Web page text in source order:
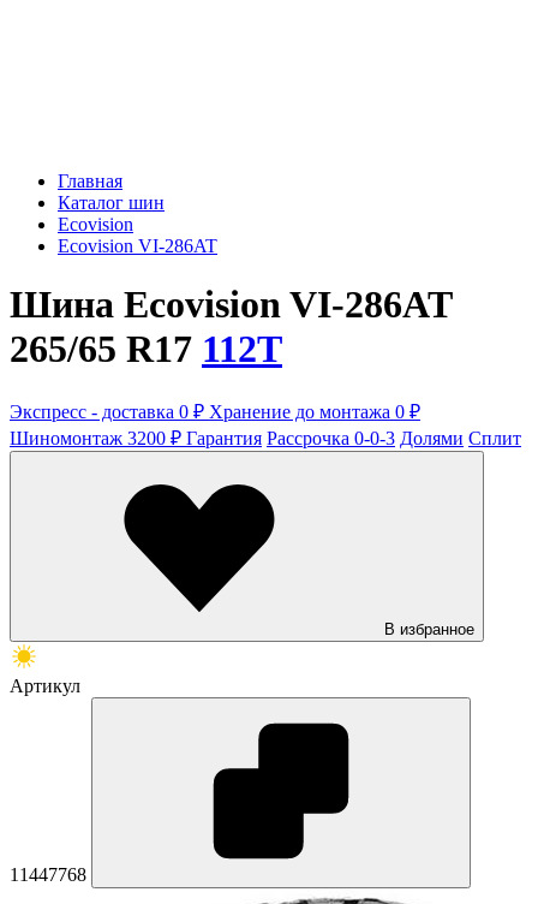
Главная
Каталог шин
Ecovision
Ecovision VI-286AT
Шина Ecovision VI-286AT
265/65 R17 112T
Экспресс - доставка 0 ₽ Хранение до монтажа 0 ₽
Шиномонтаж 3200 ₽ Гарантия Рассрочка 0-0-3 Долями Сплит
В избранное
Артикул
11447768